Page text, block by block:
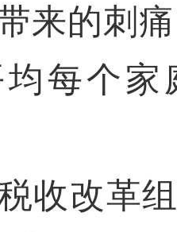
来的刺
每个家
改革组